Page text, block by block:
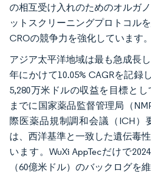
の相互受け入れのためのオルガ
ットスクリーニングプロトコル
CROの競争力を強化しています。
アジア太平洋地域は最も急成長
年にかけて10.05% CAGRを記録
5,280万米ドルの収益を目標と
までに国家薬品監督管理局（
際医薬品規制調和会議（ICH）
は、西洋基準と一致した遺伝毒
います。WuXi AppTecだけで
（60億米ドル）のバックログを